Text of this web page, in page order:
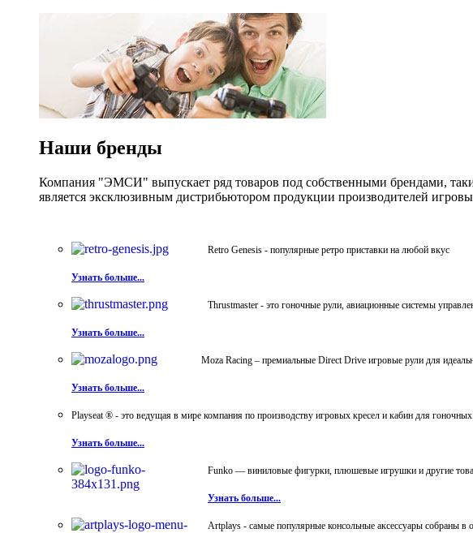
Наши бренды
Компания "ЭМСИ" выпускает ряд товаров под собственными брендами,
является эксклюзивным дистрибьютором продукции производителей
Retro Genesis - популярные ретро приставки на любой вкус
Узнать больше...
Thrustmaster - это гоночные рули, авиационные системы
Узнать больше...
Moza Racing – премиальные Direct Drive игровые рули для
Узнать больше...
Playseat ® - это ведущая в мире компания по производству игровых кресел и кабин для
Узнать больше...
Funko — виниловые фигурки, плюшевые игрушки и другие
Узнать больше...
Artplays - самые популярные консольные аксессуары собраны